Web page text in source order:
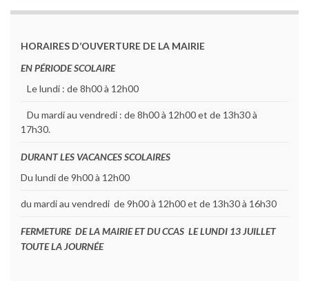
HORAIRES D’OUVERTURE DE LA MAIRIE
EN PÉRIODE SCOLAIRE
Le lundi : de 8h00 à 12h00
Du mardi au vendredi : de 8h00 à 12h00 et de 13h30 à
17h30.
DURANT LES VACANCES SCOLAIRES
Du lundi de 9h00 à 12h00
du mardi au vendredi de 9h00 à 12h00 et de 13h30 à 16h30
FERMETURE DE LA MAIRIE ET DU CCAS LE LUNDI 13 JUILLET
TOUTE LA JOURNÉE